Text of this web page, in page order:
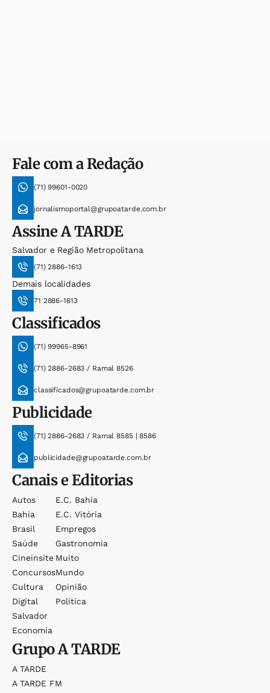
Fale com a Redação
(71) 99601-0020
jornalismoportal@grupoatarde.com.br
AssineA TARDE
Salvador e Região Metropolitana
(71) 2886-1613
Demais localidades
71 2886-1613
Classificados
(71) 99965-8961
(71) 2886-2683 / Ramal 8526
classificados@grupoatarde.com.br
Publicidade
(71) 2886-2683 / Ramal 8585 | 8586
publicidade@grupoatarde.com.br
Canais e Editorias
Autos
Bahia
Brasil
Saúde
Cineinsite
Concursos
Cultura
Digital
Salvador
Economia
E.c. Bahia
E.c. Vitória
Empregos
Gastronomia
Muito
Mundo
Opinião
Política
GrupoA TARDE
A TARDE
A TARDE FM